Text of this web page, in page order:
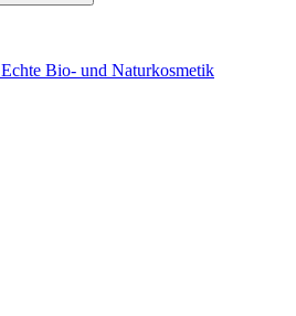
Echte Bio- und Naturkosmetik